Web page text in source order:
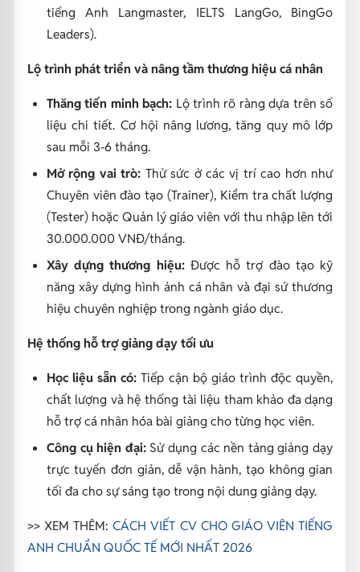
tiếng Anh Langmaster, IELTS LangGo, BingGo
Leaders).
Lộ trình phát triển và nâng tầm thương hiệu cá nhân
Thăng tiến minh bạch: Lộ trình rõ ràng dựa trên số
liệu chi tiết. Cơ hội nâng lương, tăng quy mô lớp
sau mỗi 3-6 tháng.
Mở rộng vai trò: Thử sức ở các vị trí cao hơn như
Chuyên viên đào tạo (Trainer), Kiểm tra chất lượng
(Tester) hoặc Quản lý giáo viên với thu nhập lên tới
30.000.000 VNĐ/tháng.
Xây dựng thương hiệu:Được hỗ trợ đào tạo kỹ
năng xây dựng hình ảnh cá nhân và đại sứ thương
hiệu chuyên nghiệp trong ngành giáo dục.
Hệ thống hỗ trợ giảng dạy tối ưu
Học liệu sẵn có: Tiếp cận bộ giáo trình độc quyền,
chất lượng và hệ thống tài liệu tham khảo đa dạng
hỗ trợ cá nhân hóa bài giảng cho từng học viên.
Công cụ hiện đại:Sử dụng các nền tảng giảng dạy
trực tuyến đơn giản, dễ vận hành, tạo không gian
tối đa cho sự sáng tạo trong nội dung giảng dạy.
>> XEM THÊM:CÁCH VIẾT CV CHO GIÁO VIÊN TIẾNG
ANH CHUẨN QUỐC TẾ MỚI NHẤT 2026